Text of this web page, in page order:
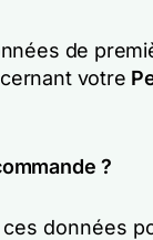
de
votre
?
ces données